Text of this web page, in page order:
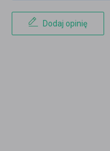
Dodaj opinię